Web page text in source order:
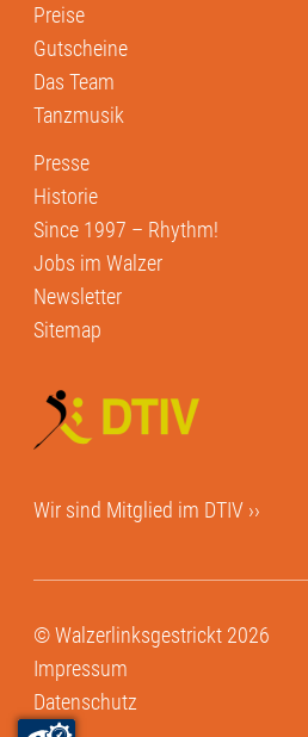
Preise
Gutscheine
Das Team
Tanzmusik
Presse
Historie
Since 1997 – Rhythm!
Jobs im Walzer
Newsletter
Sitemap
Wir sind Mitglied im DTIV ››
© Walzerlinksgestrickt 2026
Impressum
Datenschutz